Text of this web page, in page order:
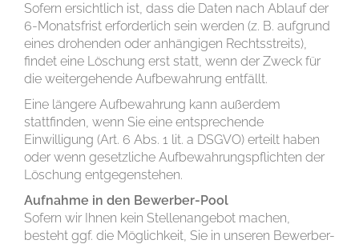
Sofern ersichtlich ist, dass die Daten nach Ablauf der
6-Monatsfrist erforderlich sein werden (z. B. aufgrund
eines drohenden oder anhängigen Rechtsstreits),
findet eine Löschung erst statt, wenn der Zweck für
die weitergehende Aufbewahrung entfällt.
Eine längere Aufbewahrung kann außerdem
stattfinden, wenn Sie eine entsprechende
Einwilligung (Art. 6 Abs. 1 lit. a DSGVO) erteilt haben
oder wenn gesetzliche Aufbewahrungspflichten der
Löschung entgegenstehen.
Aufnahme in den Bewerber-Pool
Sofern wir Ihnen kein Stellenangebot machen,
besteht ggf. die Möglichkeit, Sie in unseren Bewerber-